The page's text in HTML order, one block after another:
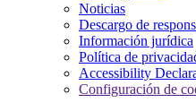
Noticias
Descargo de
Información jurídica
Política de
Accessibility
Configuración de